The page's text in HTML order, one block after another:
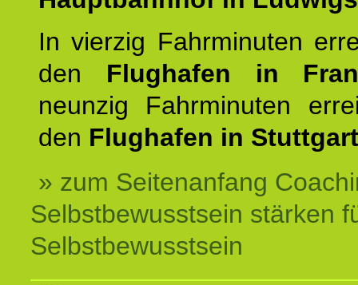
In vierzig Fahrminuten
den Flughafen in
neunzig Fahrminuten
den Flughafen in
» zum Seitenanfang
Selbstbewusstsein stärken
Selbstbewusstsein